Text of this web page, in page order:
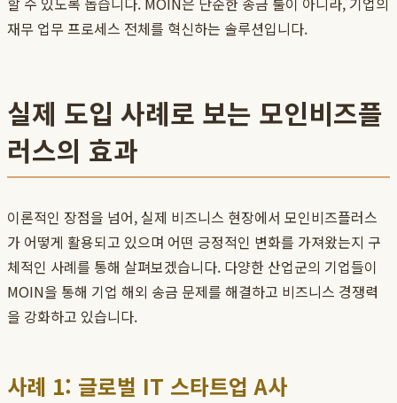
재무 업무 프로세스 전체를 혁신하는 솔루션입니다.
실제 도입 사례로 보는 모인비즈플
러스의 효과
이론적인 장점을 넘어, 실제 비즈니스 현장에서 모인비즈플러스
가 어떻게 활용되고 있으며 어떤 긍정적인 변화를 가져왔는지 구
체적인 사례를 통해 살펴보겠습니다. 다양한 산업군의 기업들이
MOIN을 통해 기업 해외 송금 문제를 해결하고 비즈니스 경쟁력
을 강화하고 있습니다.
사례 1: 글로벌 IT 스타트업 A사